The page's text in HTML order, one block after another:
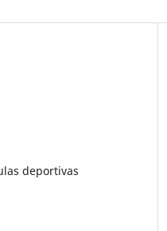
deportivas